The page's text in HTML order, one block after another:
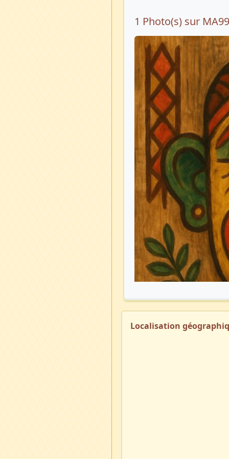
1 Photo(s) sur
Localisation